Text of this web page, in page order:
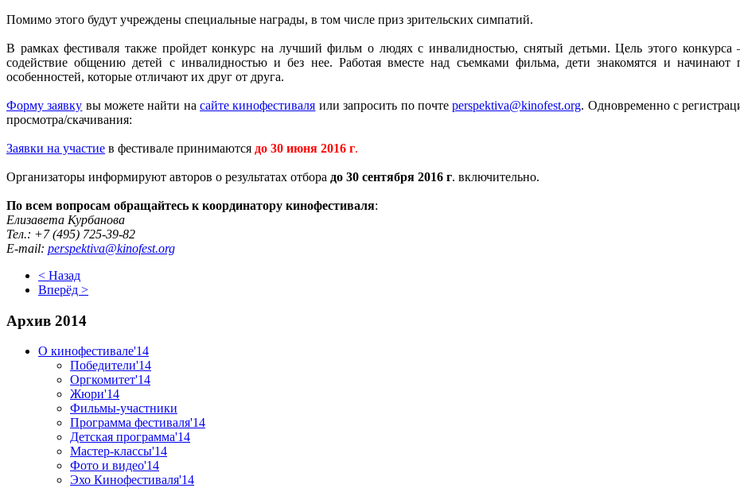
Помимо этого будут учреждены специальные награды, в том числе приз зрительских симпатий.
В рамках фестиваля также пройдет конкурс на лучший фильм о людях с инвалидностью, снятый детьми. Цель этого конкурса
содействие общению детей с инвалидностью и без нее. Работая вместе над съемками фильма, дети знакомятся и начинают
особенностей, которые отличают их друг от друга.
Форму заявку вы можете найти насайте кинофестиваля или запросить по почтеperspektiva@kinofest.org. Одновременно с
просмотра/скачивания:
Заявки на участие в фестивале принимаются до 30 июня 2016 г.
Организаторы информируют авторов о результатах отбора до 30 сентября 2016 г. включительно.
По всем вопросам обращайтесь к координатору кинофестиваля:
Елизавета Курбанова
Тел.: +7 (495) 725-39-82
E-mail: perspektiva@kinofest.org
< Назад
Вперёд >
Архив 2014
О кинофестивале'14
Победители'14
Оргкомитет'14
Жюри'14
Фильмы-участники
Программа фестиваля'14
Детская программа'14
Мастер-классы'14
Фото и видео'14
Эхо Кинофестиваля'14